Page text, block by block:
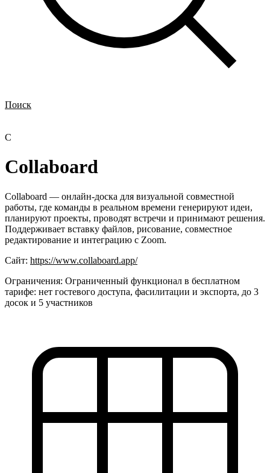
Поиск
C
Collaboard
Collaboard — онлайн-доска для визуальной совместной
работы, где команды в реальном времени генерируют идеи,
планируют проекты, проводят встречи и принимают решения.
Поддерживает вставку файлов, рисование, совместное
редактирование и интеграцию с Zoom.
Сайт: https://www.collaboard.app/
Ограничения: Ограниченный функционал в бесплатном
тарифе: нет гостевого доступа, фасилитации и экспорта, до 3
досок и 5 участников